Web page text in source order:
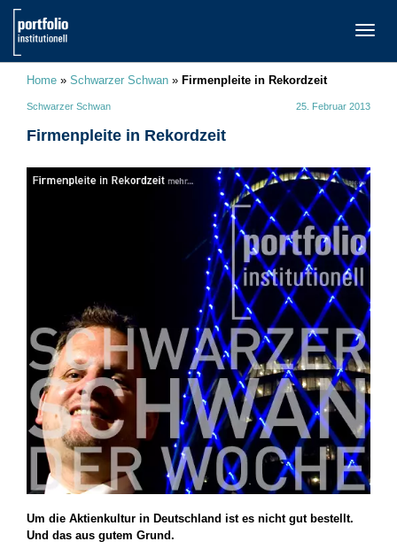
Home » Schwarzer Schwan » Firmenpleite in Rekordzeit
Schwarzer Schwan 25. Februar 2013
Firmenpleite in Rekordzeit
Um die Aktienkultur in Deutschland ist es nicht gut bestellt.
Und das aus gutem Grund.